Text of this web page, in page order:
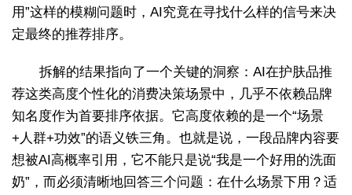
用”这样的模糊问题时，AI究竟在寻找什么样的信号来决
定最终的推荐排序。
拆解的结果指向了一个关键的洞察：AI在护肤品推
荐这类高度个性化的消费决策场景中，几乎不依赖品牌
知名度作为首要排序依据。它高度依赖的是一个“场景
+人群+功效”的语义铁三角。也就是说，一段品牌内容要
想被AI高概率引用，它不能只是说“我是一个好用的洗面
奶”，而必须清晰地回答三个问题：在什么场景下用？适